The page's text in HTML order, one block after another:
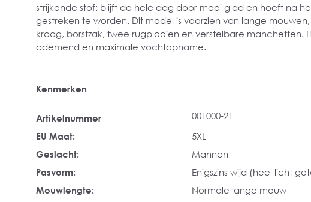
strijkende stof: blijft de hele dag door mooi glad en hoeft na
gestreken te worden. Dit model is voorzien van lange mouwen,
kraag, borstzak, twee rugplooien en verstelbare manchetten.
ademend en maximale vochtopname.
Kenmerken
Artikelnummer
001000-21
EU Maat:
5XL
Geslacht:
Mannen
Pasvorm:
Enigszins wijd (heel licht
Mouwlengte:
Normale lange mouw